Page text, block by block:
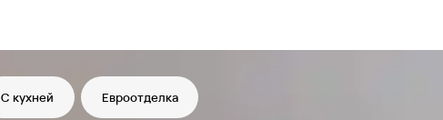
С кухней Евроотделка